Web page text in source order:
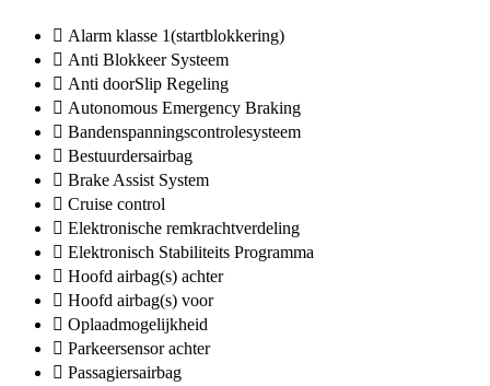
Alarm klasse 1(startblokkering)
Anti Blokkeer Systeem
Anti doorSlip Regeling
Autonomous Emergency Braking
Bandenspanningscontrolesysteem
Bestuurdersairbag
Brake Assist System
Cruise control
Elektronische remkrachtverdeling
Elektronisch Stabiliteits Programma
Hoofd airbag(s) achter
Hoofd airbag(s) voor
Oplaadmogelijkheid
Parkeersensor achter
Passagiersairbag